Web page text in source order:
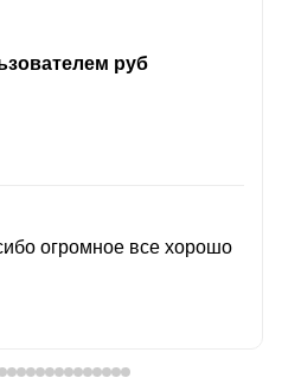
руб
огромное все хорошо